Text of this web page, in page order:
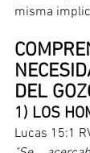
misma
DEL
1) LOS
Lucas 15:1